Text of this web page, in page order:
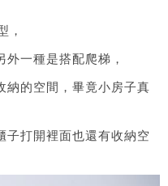
，
一種是搭配爬梯，
納的空間，畢竟小房子真
子打開裡面也還有收納空